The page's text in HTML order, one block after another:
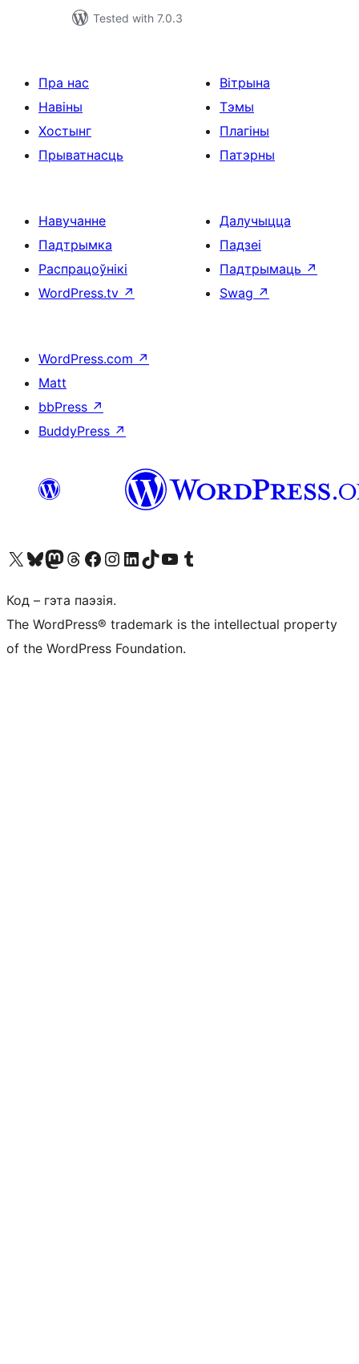
Tested with 7.0.3
Пра нас
Навіны
Хостынг
Прыватнасць
Вітрына
Тэмы
Плагіны
Патэрны
Навучанне
Падтрымка
Распрацоўнікі
WordPress.tv ↗
Далучыцца
Падзеі
Падтрымаць ↗
Swag ↗
WordPress.com ↗
Matt
bbPress ↗
BuddyPress ↗
Наведайце наш акаўнт у X (былы Twitter)
Visit our Bluesky account
Visit our Mastodon account
Visit our Threads account
Наведаеце нашу старонку на Facebook
Наведайце наш Instagram
Наведайце нашу старонку ў LinkedIn
Visit our TikTok account
Наведайце наш YouTube каналVisit our Tumblr account
Код – гэта паэзія.
The WordPress® trademark is the intellectual property
of the WordPress Foundation.